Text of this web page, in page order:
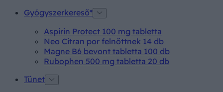
Gyógyszerkereső*
Aspirin Protect 100 mg tabletta
Neo Citran por felnőttnek 14 db
Magne B6 bevont tabletta 100 db
Rubophen 500 mg tabletta 20 db
Tünet